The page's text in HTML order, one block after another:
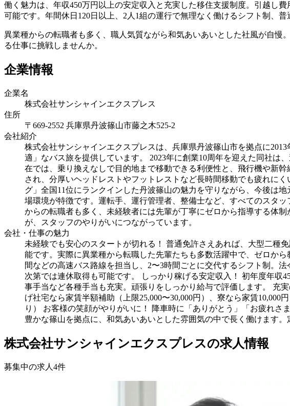
働く魅力は、年収450万円以上の安定収入と充実した移住支援制度。引越し
可能です。年間休日120日以上、2人1組の運行で無理なく働けるシフト制、
異業種からの転職者も多く、職人気質ながら和気あいあいとした社風が自
る仕事に挑戦しませんか。
企業情報
企業名
株式会社サンシャインエクスプレス
住所
〒669-2552 兵庫県丹波篠山市藤之木525-2
会社紹介
株式会社サンシャインエクスプレスは、兵庫県丹波篠山市を拠点に
適」なバス旅を提供しています。 2023年に創業10周年を迎えた同社は
在では、乗り換えなしで目的地まで移動できる利便性と、飛行機や新
され、分厚いヘッドレストやフットレストなど長時間移動でも疲れに
グ」全国11位にランクインした丹波篠山の魅力を守りながら、今後は
場環境が特徴です。運転手、運行管理者、整備士など、すべてのスタ
からの転職者も多く、未経験者には先輩が丁寧にゼロから指導する体
が、スタッフのやりがいにつながっています。
会社・仕事の魅力
未経験でも安心のスタートが切れる！ 普通免許さえあれば、大型二種
能です。実際に異業種から転職した先輩たちも多数活躍中で、ゼロか
間などの高速バス路線を担当し、2〜3時間ごとに交代するシフト制。
次第では連休取得も可能です。 しっかり稼げる安定収入！ 初年度年収
事手当など各種手当も充実。頑張りをしっかり給与で評価します。 充
げ社宅なら家賃半額補助（上限25,000〜30,000円）、寮なら家賃
り） お客様の笑顔がやりがいに！ 降車時に「ありがとう」「お疲れ
豊かな篠山を拠点に、和気あいあいとした雰囲気の中で長く働けます。
株式会社サンシャインエクスプレスの求人情報
募集中の求人 4件